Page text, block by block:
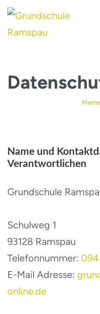
Name und
Verantwortlichen
Grundschule
Schulweg 1
93128 Ramspau
Telefonnummer:
E-Mail Adresse:
online.de